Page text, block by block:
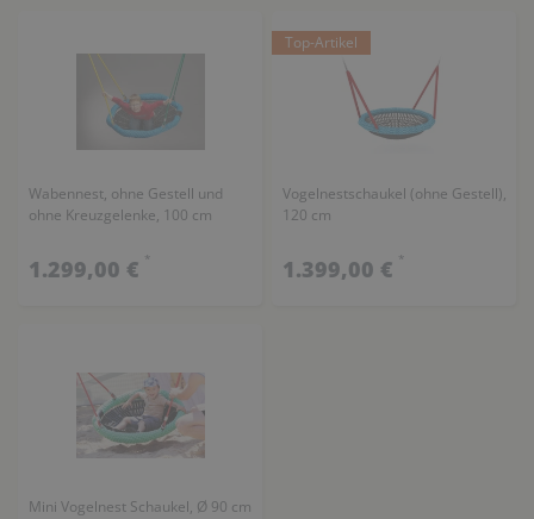
Wabennest, ohne Gestell und
ohne Kreuzgelenke, 100 cm
1.299,00 € *
Top-Artikel
Vogelnestschaukel (ohne Gestell),
120 cm
1.399,00 € *
Mini Vogelnest Schaukel, Ø 90 cm